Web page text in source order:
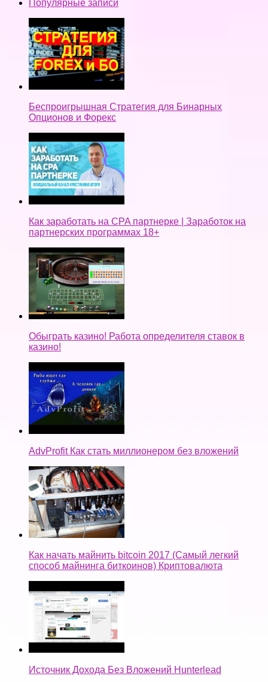
Популярные записи
Беспроигрышная Стратегия для Бинарных
Опционов и Форекс
Как заработать на CPA партнерке | Заработок на
партнерских программах 18+
Обыграть казино! Работа определителя ставок в
казино!
AdvProfit Как стать миллионером без вложений
Как начать майнить bitcoin 2017 (Самый легкий
способ майнинга биткоинов) Криптовалюта
Источник Дохода Без Вложений Hunterlead